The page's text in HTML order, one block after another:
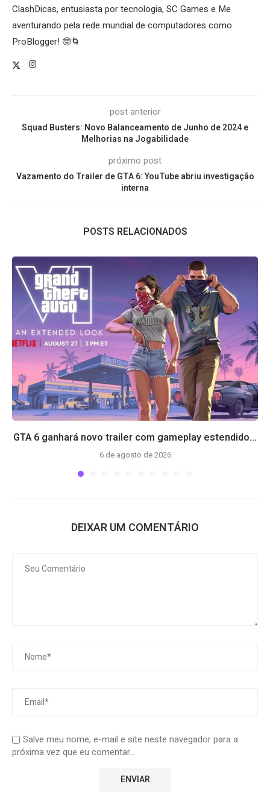
ClashDicas, entusiasta por tecnologia, SC Games e Me
aventurando pela rede mundial de computadores como
ProBlogger! 🤓🌀
post anterior
Squad Busters: Novo Balanceamento de Junho de 2024 e
Melhorias na Jogabilidade
próximo post
Vazamento do Trailer de GTA 6: YouTube abriu investigação
interna
POSTS RELACIONADOS
GTA 6 ganhará novo trailer com gameplay estendido...
6 de agosto de 2026
DEIXAR UM COMENTÁRIO
Salve meu nome, e-mail e site neste navegador para a
próxima vez que eu comentar...